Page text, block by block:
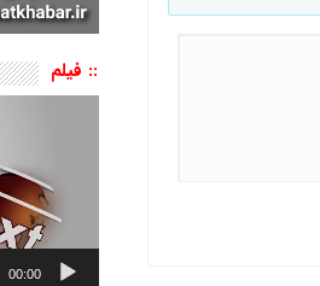
:: فیلم
نمایشگر
00:00